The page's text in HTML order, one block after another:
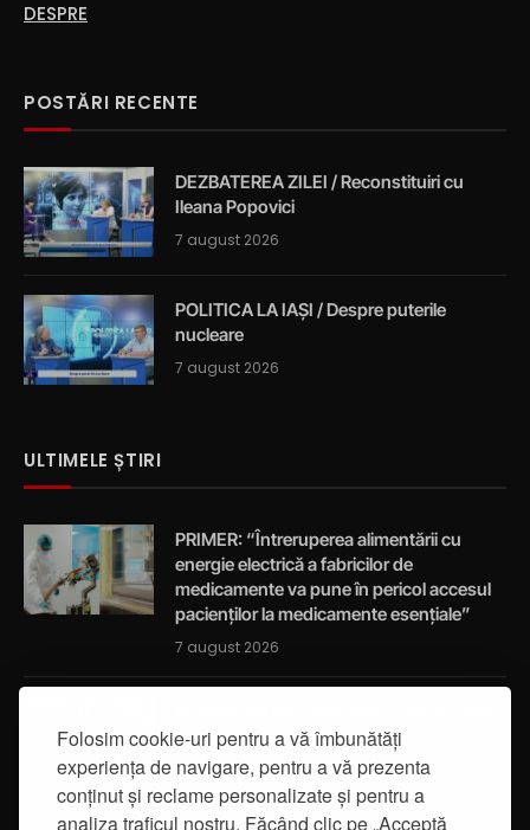
Folosim cookie-uri pentru a vă îmbunătăți
experiența de navigare, pentru a vă prezenta
conținut și reclame personalizate și pentru a
analiza traficul nostru. Făcând clic pe „Acceptă
DESPRE
POSTĂRI RECENTE
DEZBATEREA ZILEI / Reconstituiri cu
Ileana Popovici
7 august 2026
POLITICA LA IAȘI / Despre puterile
nucleare
7 august 2026
ULTIMELE ȘTIRI
PRIMER: “Întreruperea alimentării cu
energie electrică a fabricilor de
medicamente va pune în pericol accesul
pacienților la medicamente esențiale”
7 august 2026
integrității
7 august 2026